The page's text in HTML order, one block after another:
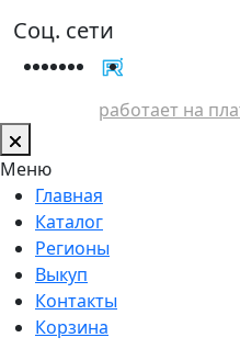
Соц. сети
работает на
Меню
Главная
Каталог
Регионы
Выкуп
Контакты
Корзина